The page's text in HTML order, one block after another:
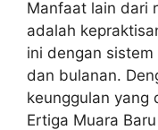
Manfaat lain dari
adalah
ini dengan
dan bulanan.
keunggulan yang
Ertiga Muara